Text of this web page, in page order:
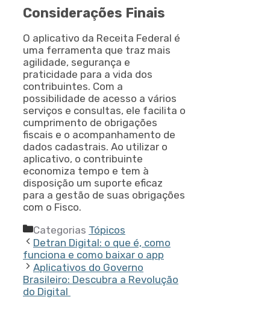
Considerações Finais
O aplicativo da Receita Federal é
uma ferramenta que traz mais
agilidade, segurança e
praticidade para a vida dos
contribuintes. Com a
possibilidade de acesso a vários
serviços e consultas, ele facilita o
cumprimento de obrigações
fiscais e o acompanhamento de
dados cadastrais. Ao utilizar o
aplicativo, o contribuinte
economiza tempo e tem à
disposição um suporte eficaz
para a gestão de suas obrigações
com o Fisco.
Categorias Tópicos
Detran Digital: o que é, como
funciona e como baixar o app
Aplicativos do Governo
Brasileiro: Descubra a Revolução
do Digital